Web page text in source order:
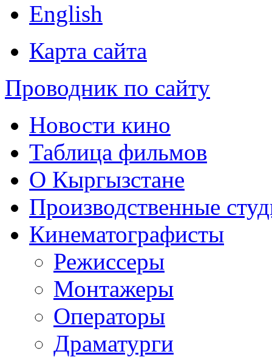
English
Карта сайта
Проводник по сайту
Новости кино
Таблица фильмов
О Кыргызстане
Производственные
Кинематографисты
Режиссеры
Монтажеры
Операторы
Драматурги